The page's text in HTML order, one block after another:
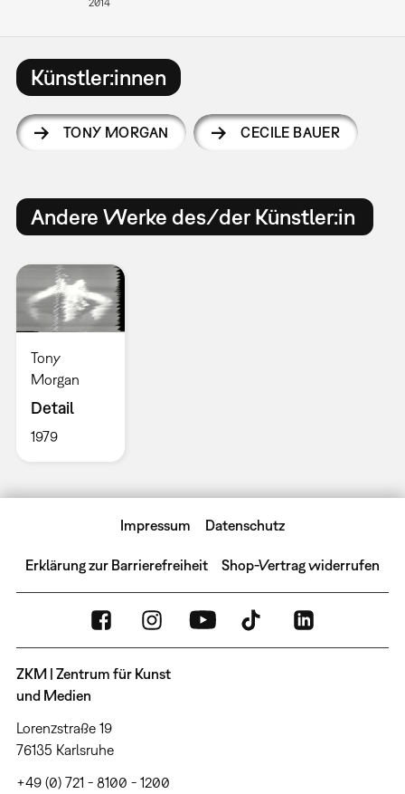
Künstler:innen
TONY MORGAN CECILE BAUER
Andere Werke des/der Künstler:in
Tony
Morgan
Detail
1979
Impressum Datenschutz
Erklärung zur Barrierefreiheit Shop-Vertrag widerrufen
ZKM | Zentrum für Kunst
und Medien
Lorenzstraße 19
76135 Karlsruhe
+49 (0) 721 - 8100 - 1200